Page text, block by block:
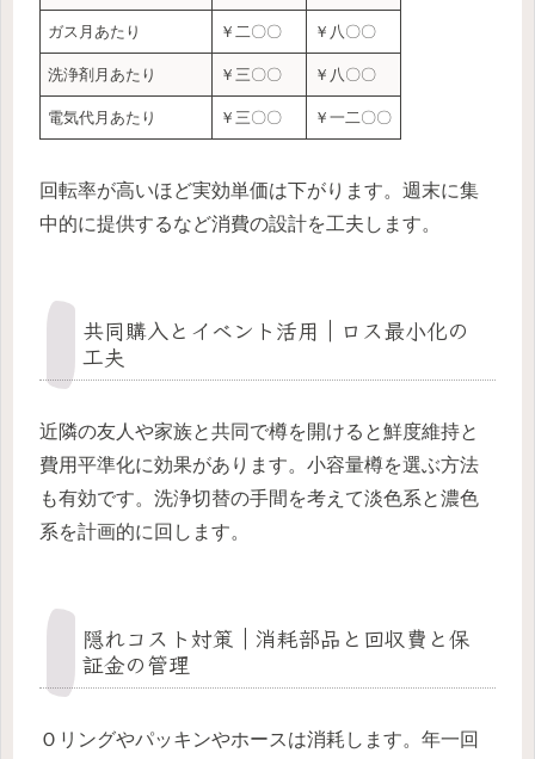
ガス月あたり ￥二〇〇 ￥八〇〇
洗浄剤月あたり ￥三〇〇 ￥八〇〇
電気代月あたり ￥三〇〇 ￥一二〇〇
回転率が高いほど実効単価は下がります。週末に集
中的に提供するなど消費の設計を工夫します。
共同購入とイベント活用｜ロス最小化の
工夫
近隣の友人や家族と共同で樽を開けると鮮度維持と
費用平準化に効果があります。小容量樽を選ぶ方法
も有効です。洗浄切替の手間を考えて淡色系と濃色
系を計画的に回します。
隠れコスト対策｜消耗部品と回収費と保
証金の管理
Ｏリングやパッキンやホースは消耗します。年一回